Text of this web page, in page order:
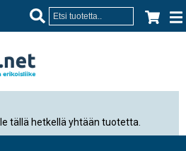
tällä hetkellä yhtään tuotetta.